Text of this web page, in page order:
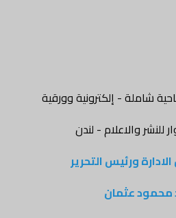
شاملة - إلكترونية وورقية
للنشر والاعلام - لندن
ورئيس التحرير
عثمان